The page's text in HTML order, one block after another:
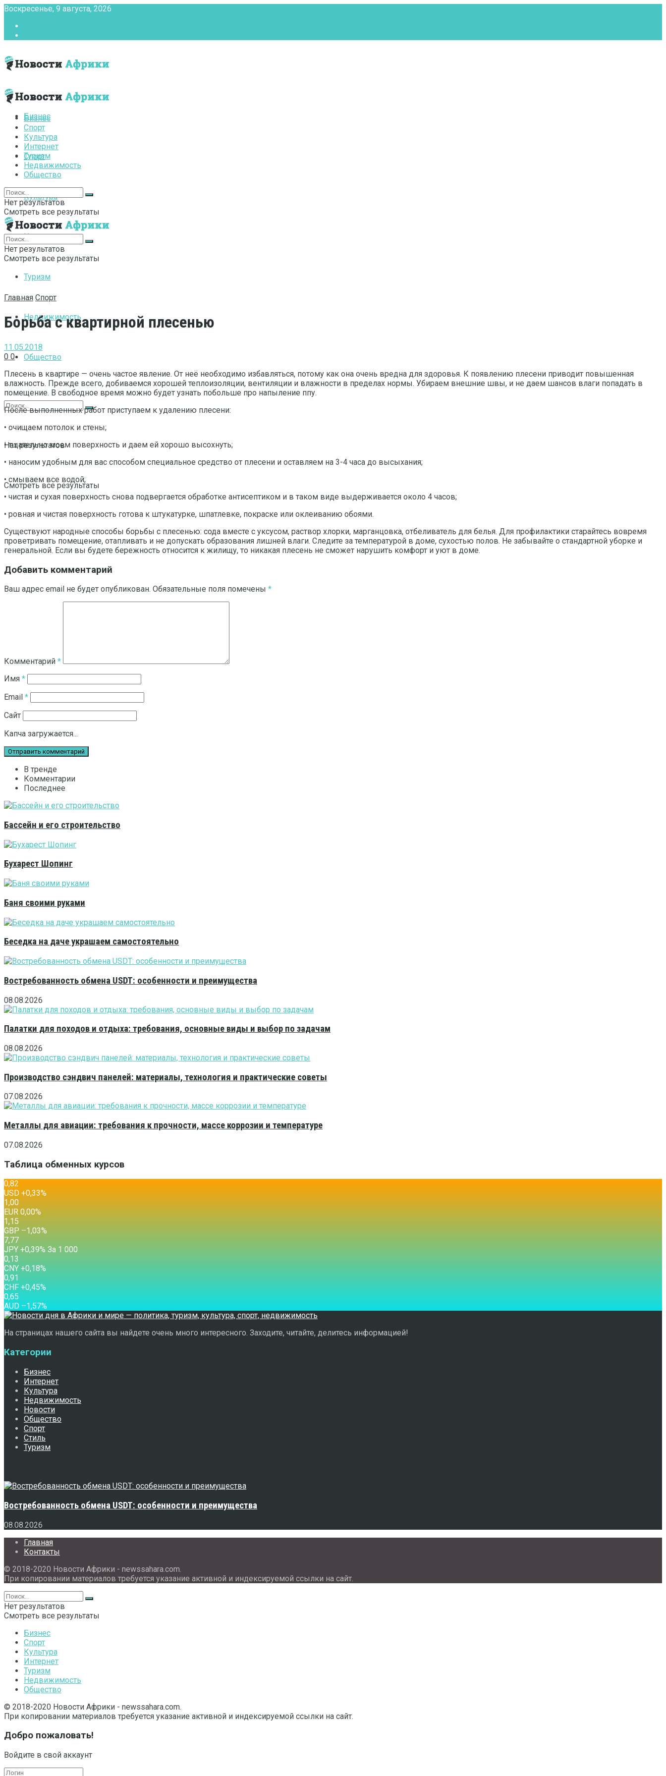
Воскресенье, 9 августа, 2026
Бизнес
Спорт
Культура
Интернет
Туризм
Недвижимость
Общество
Нет результатов
Смотреть все результаты
Бизнес
Спорт
Культура
Интернет
Туризм
Недвижимость
Общество
Нет результатов
Смотреть все результаты
Нет результатов
Смотреть все результаты
Главная Спорт
Борьба с квартирной плесенью
11.05.2018
0 0
Плесень в квартире — очень частое явление. От неё необходимо избавляться, потому как она очень вредна для здоровья. К появлению плесени приводит повышенная
влажность. Прежде всего, добиваемся хорошей теплоизоляции, вентиляции и влажности в пределах нормы. Убираем внешние швы, и не даем шансов влаги попадать в
помещение. В свободное время можно будет узнать побольше про напыление ппу.
После выполненных работ приступаем к удалению плесени:
• очищаем потолок и стены;
• тщательно моем поверхность и даем ей хорошо высохнуть;
• наносим удобным для вас способом специальное средство от плесени и оставляем на 3-4 часа до высыхания;
• смываем все водой;
• чистая и сухая поверхность снова подвергается обработке антисептиком и в таком виде выдерживается около 4 часов;
• ровная и чистая поверхность готова к штукатурке, шпатлевке, покраске или оклеиванию обоями.
Существуют народные способы борьбы с плесенью: сода вместе с уксусом, раствор хлорки, марганцовка, отбеливатель для белья. Для профилактики старайтесь вовремя
проветривать помещение, отапливать и не допускать образования лишней влаги. Следите за температурой в доме, сухостью полов. Не забывайте о стандартной уборке и
генеральной. Если вы будете бережность относится к жилищу, то никакая плесень не сможет нарушить комфорт и уют в доме.
Добавить комментарий
Ваш адрес email не будет опубликован. Обязательные поля помечены *
Комментарий *
Имя *
Email *
Сайт
Капча загружается...
В тренде
Комментарии
Последнее
Бассейн и его строительство
Бухарест Шопинг
Баня своими руками
Беседка на даче украшаем самостоятельно
Востребованность обмена USDT: особенности и преимущества
08.08.2026
Палатки для походов и отдыха: требования, основные виды и выбор по задачам
08.08.2026
Производство сэндвич панелей: материалы, технология и практические советы
07.08.2026
Металлы для авиации: требования к прочности, массе коррозии и температуре
07.08.2026
Таблица обменных курсов
0,82
USD +0,33%
1,00
EUR 0,00%
1,15
GBP –1,03%
7,77
JPY +0,39% За 1 000
0,13
CNY +0,18%
0,91
CHF +0,45%
0,65
AUD –1,57%
На страницах нашего сайта вы найдете очень много интересного. Заходите, читайте, делитесь информацией!
Категории
Бизнес
Интернет
Культура
Недвижимость
Новости
Общество
Спорт
Стиль
Туризм
Востребованность обмена USDT: особенности и преимущества
08.08.2026
Главная
Контакты
© 2018-2020 Новости Африки - newssahara.com.
При копировании материалов требуется указание активной и индексируемой ссылки на сайт.
Нет результатов
Смотреть все результаты
Бизнес
Спорт
Культура
Интернет
Туризм
Недвижимость
Общество
© 2018-2020 Новости Африки - newssahara.com.
При копировании материалов требуется указание активной и индексируемой ссылки на сайт.
Добро пожаловать!
Войдите в свой аккаунт